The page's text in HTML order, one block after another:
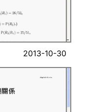
2013-10-30